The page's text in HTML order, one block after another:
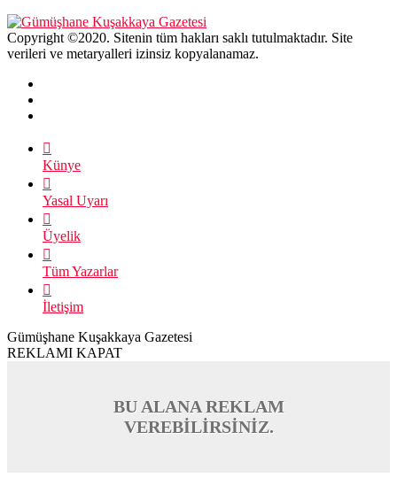
Copyright ©2020. Sitenin tüm hakları saklı tutulmaktadır. Site
verileri ve metaryalleri izinsiz kopyalanamaz.
Künye
Yasal Uyarı
Üyelik
Tüm Yazarlar
İletişim
Gümüşhane Kuşakkaya Gazetesi
REKLAMI KAPAT
BU ALANA REKLAM
VEREBİLİRSİNİZ.